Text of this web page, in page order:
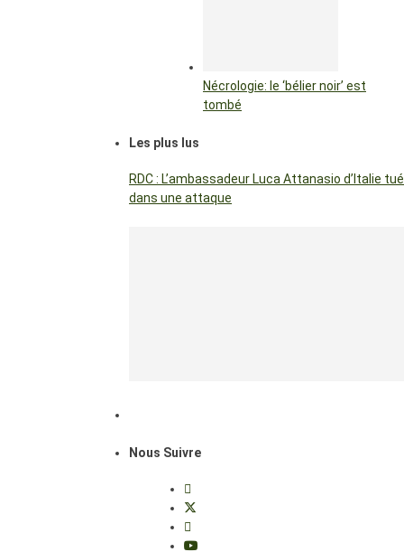
Nécrologie: le ‘bélier noir’ est
tombé
Les plus lus
RDC : L’ambassadeur Luca Attanasio d’Italie tué
dans une attaque
Nous Suivre